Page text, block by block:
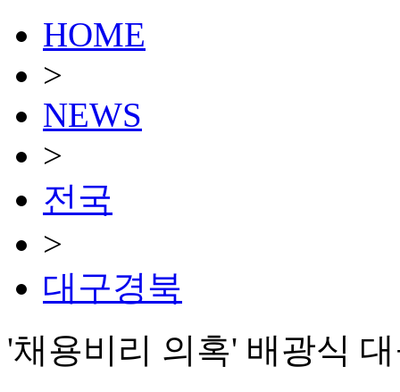
HOME
>
NEWS
>
전국
>
대구경북
'채용비리 의혹' 배광식